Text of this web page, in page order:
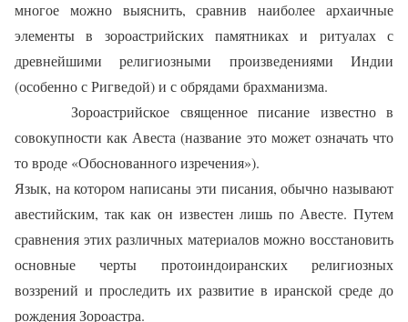
многое можно выяснить, сравнив наиболее архаичные
элементы в зороастрийских памятниках и ритуалах с
древнейшими религиозными произведениями Индии
(особенно с Ригведой) и с обрядами брахманизма.
Зороастрийское священное писание известно в
совокупности как Авеста (название это может означать что
то вроде «Обоснованного изречения»).
Язык, на котором написаны эти писания, обычно называют
авестийским, так как он известен лишь по Авесте. Путем
сравнения этих различных материалов можно восстановить
основные черты протоиндоиранских религиозных
воззрений и проследить их развитие в иранской среде до
рождения Зороастра.